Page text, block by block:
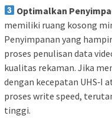
Optimalkan
memiliki ruang kosong
Penyimpanan yang
proses penulisan data
kualitas rekaman. Jika
dengan kecepatan UHS‑I
proses write speed,
tinggi.